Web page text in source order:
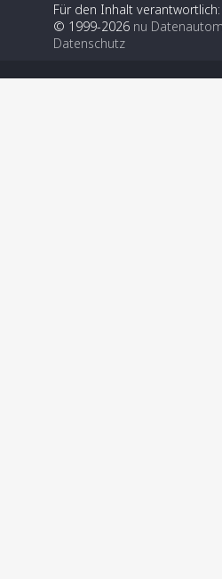
Für den Inhalt
© 1999-2026 nu
Datenschutz